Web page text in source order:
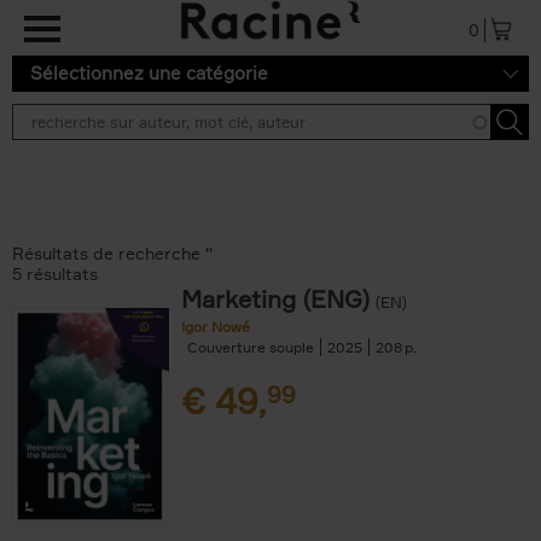
Aller au contenu principal
0
Sélectionnez une catégorie
Résultats de recherche ''
5 résultats
Marketing (ENG) (EN)
Igor Nowé
Couverture souple
2025 208
€ 49,99